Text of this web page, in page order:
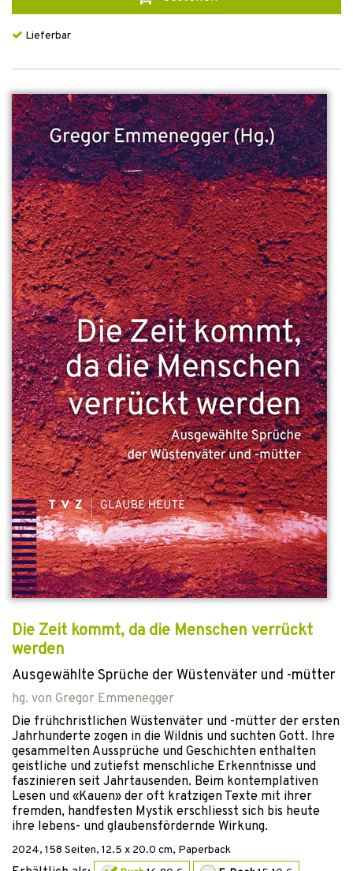
Lieferbar
Die Zeit kommt, da die Menschen verrückt
werden
Ausgewählte Sprüche der Wüstenväter und -mütter
hg. von Gregor Emmenegger
Die frühchristlichen Wüstenväter und -mütter der ersten
Jahrhunderte zogen in die Wildnis und suchten Gott. Ihre
gesammelten Aussprüche und Geschichten enthalten
geistliche und zutiefst menschliche Erkenntnisse und
faszinieren seit Jahrtausenden. Beim kontemplativen
Lesen und «Kauen» der oft kratzigen Texte mit ihrer
fremden, handfesten Mystik erschliesst sich bis heute
ihre lebens- und glaubensfördernde Wirkung.
2024, 158 Seiten, 12.5 x 20.0 cm, Paperback